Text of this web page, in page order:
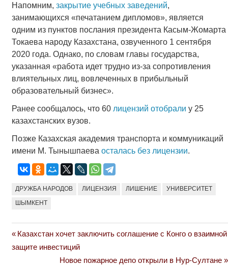
Напомним, закрытие учебных заведений,
занимающихся «печатанием дипломов», является
одним из пунктов послания президента Касым-Жомарта
Токаева народу Казахстана, озвученного 1 сентября
2020 года. Однако, по словам главы государства,
указанная «работа идет трудно из-за сопротивления
влиятельных лиц, вовлеченных в прибыльный
образовательный бизнес».
Ранее сообщалось, что 60 лицензий отобрали у 25
казахстанских вузов.
Позже Казахская академия транспорта и коммуникаций
имени М. Тынышпаева осталась без лицензии.
ДРУЖБА НАРОДОВ ЛИЦЕНЗИЯ ЛИШЕНИЕ УНИВЕРСИТЕТ
ШЫМКЕНТ
Навигация
Previous
Post:
Казахстан хочет заключить соглашение с Конго о взаимной
защите инвестиций
Next
Новое пожарное депо открыли в Нур-Султане